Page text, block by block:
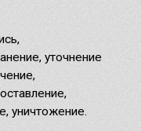
уточнение
уничтожение.